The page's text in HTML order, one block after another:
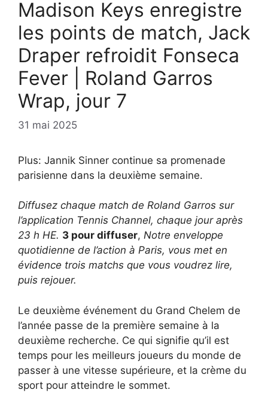
Madison Keys enregistre
les points de match, Jack
Draper refroidit Fonseca
Fever | Roland Garros
Wrap, jour 7
31 mai 2025
Plus: Jannik Sinner continue sa promenade
parisienne dans la deuxième semaine.
Diffusez chaque match de Roland Garros sur
l’application Tennis Channel, chaque jour après
23 h HE. 3 pour diffuser, Notre enveloppe
quotidienne de l’action à Paris, vous met en
évidence trois matchs que vous voudrez lire,
puis rejouer.
Le deuxième événement du Grand Chelem de
l’année passe de la première semaine à la
deuxième recherche. Ce qui signifie qu’il est
temps pour les meilleurs joueurs du monde de
passer à une vitesse supérieure, et la crème du
sport pour atteindre le sommet.